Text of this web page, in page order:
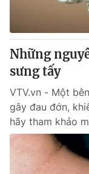
Tư vấn
Lịch phát sóng
Chuyên mục khác
Emagazine
Photo
Video
Những
sưng tấy
VTV.vn - Một
gây đau đớn,
hãy tham khảo